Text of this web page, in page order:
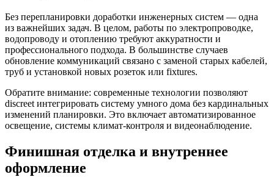
Без перепланировки доработки инженерных систем — одна
из важнейших задач. В целом, работы по электропроводке,
водопроводу и отоплению требуют аккуратности и
профессионального подхода. В большинстве случаев
обновление коммуникаций связано с заменой старых кабелей,
труб и установкой новых розеток или fixtures.
Обратите внимание: современные технологии позволяют
discreet интегрировать систему умного дома без кардинальных
изменений планировки. Это включает автоматизированное
освещение, системы климат-контроля и видеонаблюдение.
Финишная отделка и внутреннее
оформление